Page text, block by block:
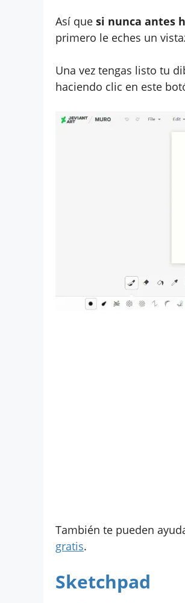
Así que si nunca antes
primero le eches un
Una vez tengas listo tu
haciendo clic en este
También te pueden
gratis.
Sketchpad